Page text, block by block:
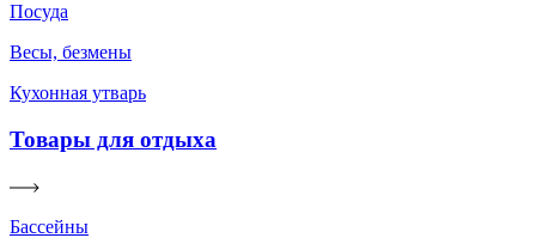
Посуда
Весы, безмены
Кухонная утварь
Товары для отдыха
Бассейны